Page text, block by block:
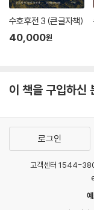
시인 김광규 선생이 한
(關愚謙)을 만나는 자리
작중 인물 자오웨이투(
가를 만났을 때보다 작
수호후전 3 (큰글자책)
40,000원
이 책을 구입하신
로그인
고객센터 1544-